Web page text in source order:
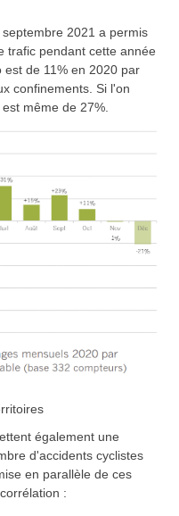
2021 a permis
trafic pendant cette année
de 11% en 2020 par
confinements. Si l'on
même de 27%.
également une
d'accidents cyclistes
en parallèle de ces
: